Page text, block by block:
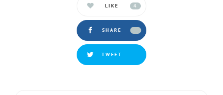
LIKE 4
SHARE
TWEET